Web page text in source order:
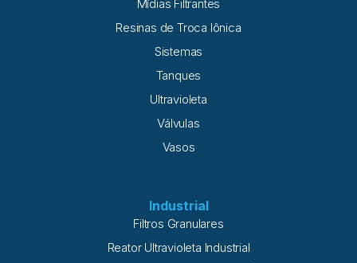
Mídias Filtrantes
Resinas de Troca Iônica
Sistemas
Tanques
Ultravioleta
Válvulas
Vasos
Industrial
Filtros Granulares
Reator Ultravioleta Industrial